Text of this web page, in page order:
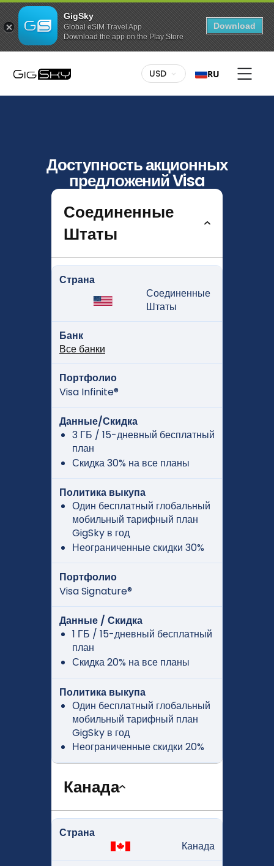
GigSky
Global eSIM Travel App
Download the app on the Play Store
Download
USD RU
Доступность акционных
предложений Visa
Соединенные
Штаты
Страна
Соединенные
Штаты
Банк
Все банки
Портфолио
Visa Infinite®
Данные/Скидка
3 ГБ / 15-дневный бесплатный
план
Скидка 30% на все планы
Политика выкупа
Один бесплатный глобальный
мобильный тарифный план
GigSky в год
Неограниченные скидки 30%
Портфолио
Visa Signature®
Данные / Скидка
1 ГБ / 15-дневный бесплатный
план
Скидка 20% на все планы
Политика выкупа
Один бесплатный глобальный
мобильный тарифный план
GigSky в год
Неограниченные скидки 20%
Канада
Страна
Канада